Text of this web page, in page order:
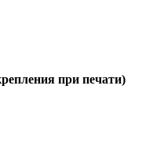
при печати)